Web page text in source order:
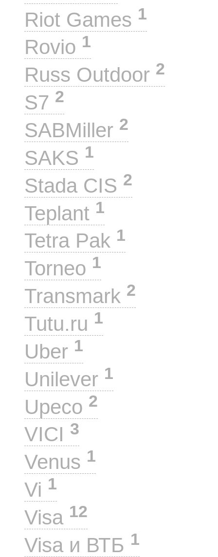
Riot Games 1
Rovio 1
Russ Outdoor 2
S7 2
SABMiller 2
SAKS 1
Stada CIS 2
Teplant 1
Tetra Pak 1
Torneo 1
Transmark 2
Tutu.ru 1
Uber 1
Unilever 1
Upeco 2
VICI 3
Venus 1
Vi 1
Visa 12
Visa и ВТБ 1